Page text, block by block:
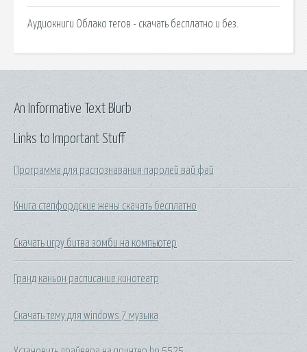
Аудиокниги Облако тегов - скачать бесплатно и без.
Links to Important Stuff
Программа для распознавания паролей вай фай
Книга степфордские жены скачать бесплатно
Скачать игру битва зомби на компьютер
Гранд каньон расписание кинотеатр
Скачать тему для windows 7 музыка
An Informative Text Blurb